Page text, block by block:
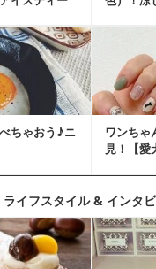
ちゃおう♪ニ
ワンちゃ
見！【愛
ライフスタイル & インタ